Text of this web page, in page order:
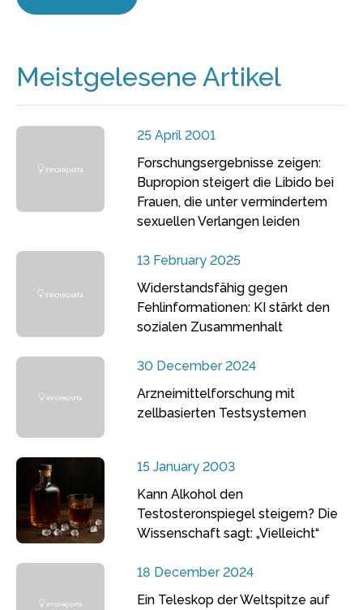
Meistgelesene Artikel
25 April 2001
Forschungsergebnisse zeigen:
Bupropion steigert die Libido bei
Frauen, die unter vermindertem
sexuellen Verlangen leiden
13 February 2025
Widerstandsfähig gegen
Fehlinformationen: KI stärkt den
sozialen Zusammenhalt
30 December 2024
Arzneimittelforschung mit
zellbasierten Testsystemen
15 January 2003
Kann Alkohol den
Testosteronspiegel steigern? Die
Wissenschaft sagt: „Vielleicht“
18 December 2024
Ein Teleskop der Weltspitze auf